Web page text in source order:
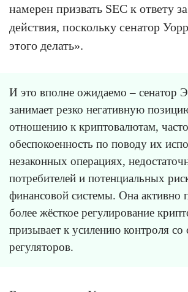
намерен призвать SEC к ответу
действия, поскольку сенатор
этого делать».
И это вполне ожидаемо – сенатор
занимает резко негативную
отношению к криптовалютам,
обеспокоенность по поводу их
незаконных операциях,
потребителей и потенциальных
финансовой системы. Она активно
более жёсткое регулирование
призывает к усилению контроля со
регуляторов.